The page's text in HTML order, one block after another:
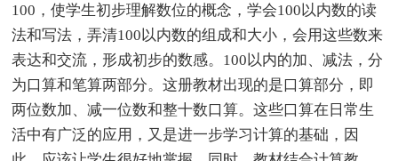
100，使学生初步理解数位的概念，学会100以内数的读
法和写法，弄清100以内数的组成和大小，会用这些数来
表达和交流，形成初步的数感。100以内的加、减法，分
为口算和笔算两部分。这册教材出现的是口算部分，即
两位数加、减一位数和整十数口算。这些口算在日常生
活中有广泛的应用，又是进一步学习计算的基础，因